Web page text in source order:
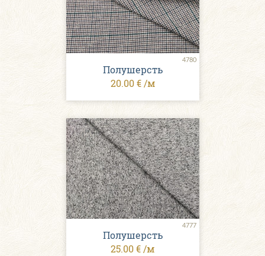
4780
Полушерсть
20.00 € /м
4777
Полушерсть
25.00 € /м